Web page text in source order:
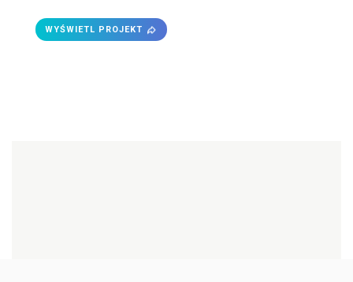
WYŚWIETL PROJEKT